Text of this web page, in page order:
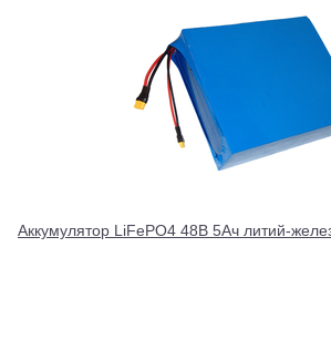
Аккумулятор LiFePO4 48В 5Ач литий-